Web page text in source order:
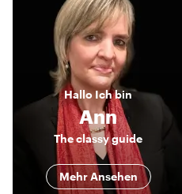
HalloIch bin
Ann
The classy guide
Mehr Ansehen